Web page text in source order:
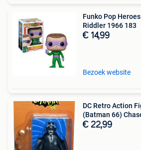
Funko Pop Heroes Batman Tv Series The
Riddler 1966 183
€ 14,99
Bezoek website
DC Retro Action
(Batman 66)
€ 22,99